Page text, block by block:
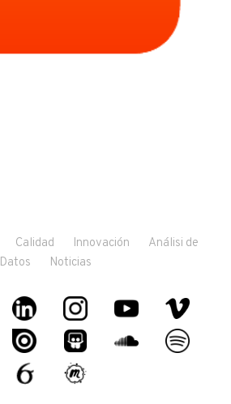
Calidad Innovación
Análisi de
Datos
Noticias